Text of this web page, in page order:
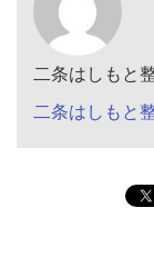
二条はしもと
二条はしもと